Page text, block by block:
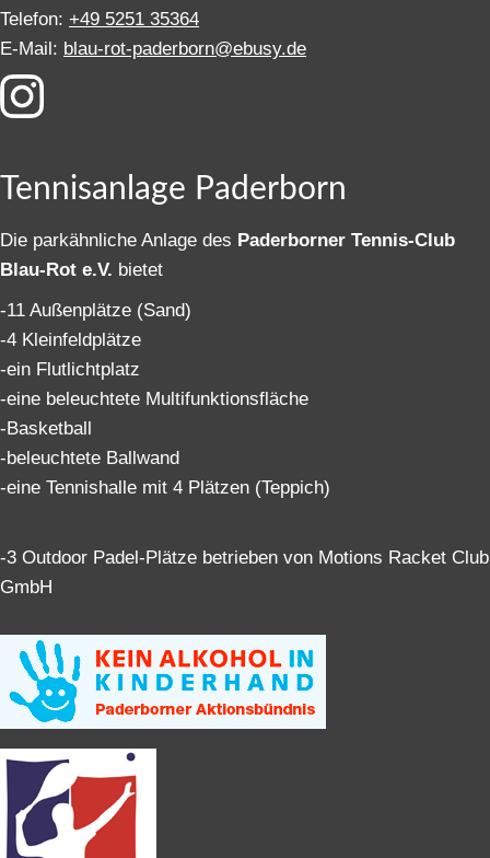
Telefon: +49 5251 35364
E-Mail: blau-rot-paderborn@ebusy.de
Tennisanlage Paderborn
Die parkähnliche Anlage des Paderborner Tennis-Club
Blau-Rot e.V. bietet
-11 Außenplätze (Sand)
-4 Kleinfeldplätze
-ein Flutlichtplatz
-eine beleuchtete Multifunktionsfläche
-Basketball
-beleuchtete Ballwand
-eine Tennishalle mit 4 Plätzen (Teppich)
-3 Outdoor Padel-Plätze betrieben von Motions Racket Club
GmbH